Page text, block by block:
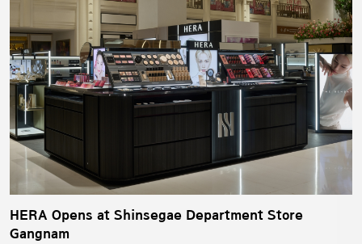
HERA Opens at Shinsegae Department Store
Gangnam